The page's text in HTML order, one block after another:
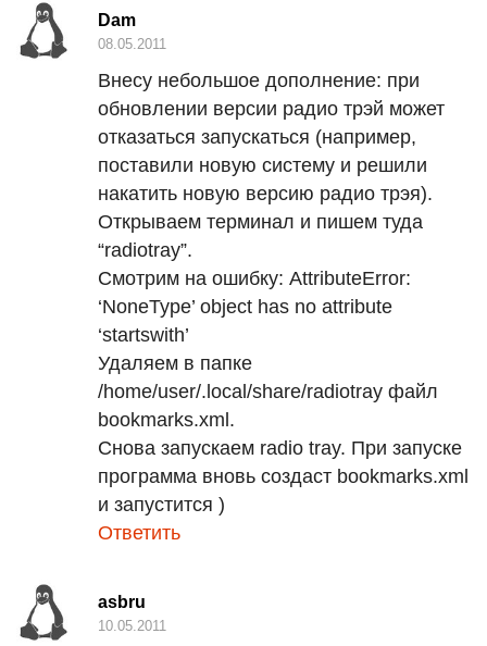
Dam
08.05.2011
Внесу небольшое дополнение: при
обновлении версии радио трэй может
отказаться запускаться (например,
поставили новую систему и решили
накатить новую версию радио трэя).
Открываем терминал и пишем туда
“radiotray”.
Смотрим на ошибку: AttributeError:
‘NoneType’ object has no attribute
‘startswith’
Удаляем в папке
/home/user/.local/share/radiotray файл
bookmarks.xml.
Снова запускаем radio tray. При запуске
программа вновь создаст bookmarks.xml
и запустится )
Ответить
asbru
10.05.2011